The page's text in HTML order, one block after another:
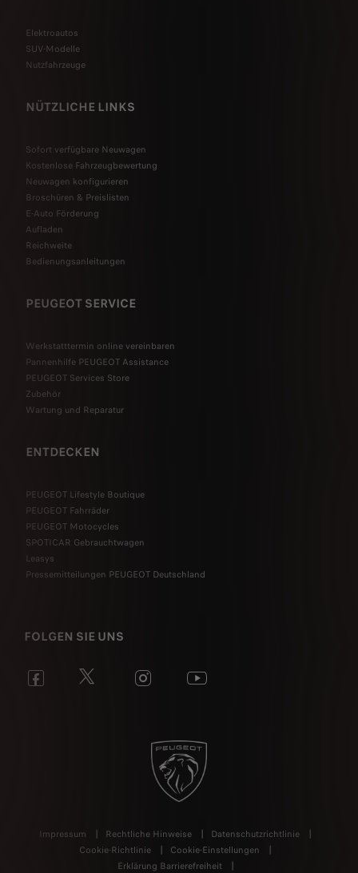
Elektroautos
SUV-Modelle
Nutzfahrzeuge
NÜTZLICHE LINKS
Sofort verfügbare Neuwagen
Kostenlose Fahrzeugbewertung
Neuwagen konfigurieren
Broschüren & Preislisten
E-Auto Förderung
Aufladen
Reichweite
Bedienungsanleitungen
PEUGEOT SERVICE
Werkstatttermin online vereinbaren
Pannenhilfe PEUGEOT Assistance
PEUGEOT Services Store
Zubehör
Wartung und Reparatur
ENTDECKEN
PEUGEOT Lifestyle Boutique
PEUGEOT Fahrräder
PEUGEOT Motocycles
SPOTICAR Gebrauchtwagen
Leasys
Pressemitteilungen PEUGEOT Deutschland
FOLGEN SIE UNS
Impressum Rechtliche Hinweise
Datenschutzrichtlinie
Cookie-Richtlinie
Cookie-Einstellungen
Erklärung Barrierefreiheit